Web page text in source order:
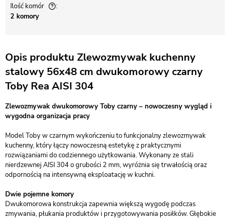
Ilość komór
2 komory
Opis produktu Zlewozmywak kuchenny
stalowy 56x48 cm dwukomorowy czarny
Toby Rea AISI 304
Zlewozmywak dwukomorowy Toby czarny – nowoczesny wygląd i
wygodna organizacja pracy
Model Toby w czarnym wykończeniu to funkcjonalny zlewozmywak
kuchenny, który łączy nowoczesną estetykę z praktycznymi
rozwiązaniami do codziennego użytkowania. Wykonany ze stali
nierdzewnej AISI 304 o grubości 2 mm, wyróżnia się trwałością oraz
odpornością na intensywną eksploatację w kuchni.
Dwie pojemne komory
Dwukomorowa konstrukcja zapewnia większą wygodę podczas
zmywania, płukania produktów i przygotowywania posiłków. Głębokie